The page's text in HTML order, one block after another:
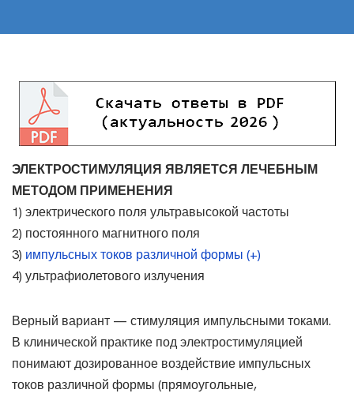
ЭЛЕКТРОСТИМУЛЯЦИЯ ЯВЛЯЕТСЯ ЛЕЧЕБНЫМ
МЕТОДОМ ПРИМЕНЕНИЯ
1) электрического поля ультравысокой частоты
2) постоянного магнитного поля
3) импульсных токов различной формы (+)
4) ультрафиолетового излучения
Верный вариант — стимуляция импульсными токами.
В клинической практике под электростимуляцией
понимают дозированное воздействие импульсных
токов различной формы (прямоугольные,